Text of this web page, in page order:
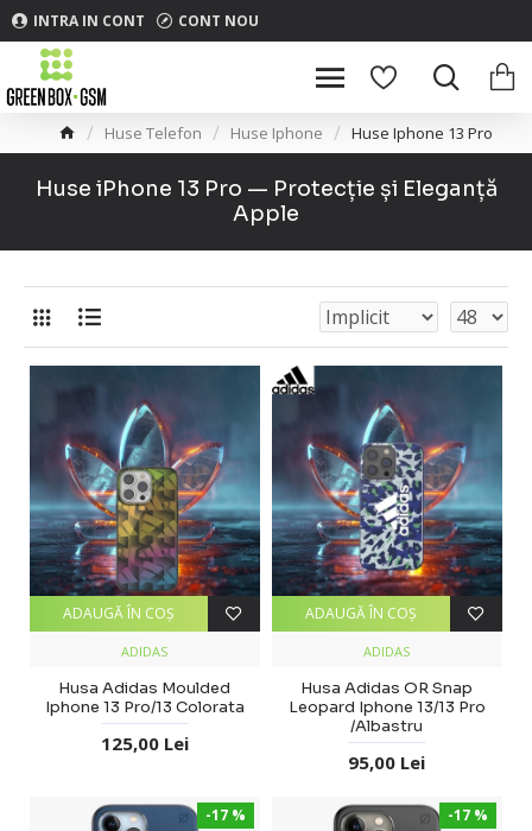
INTRA IN CONT CONT NOU
Huse Telefon Huse Iphone Huse Iphone 13 Pro
Huse iPhone 13 Pro — Protecție și Eleganță
Apple
ADIDAS
Husa Adidas Moulded
Iphone 13 Pro/13 Colorata
125,00 Lei
ADAUGĂ ÎN COŞ
ADIDAS
Husa Adidas OR Snap
Leopard Iphone 13/13 Pro
/Albastru
95,00 Lei
ADAUGĂ ÎN COŞ
-17 % -17 %